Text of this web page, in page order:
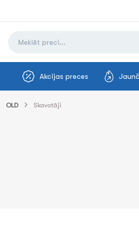
Akcijas preces
OLD Skavotāji